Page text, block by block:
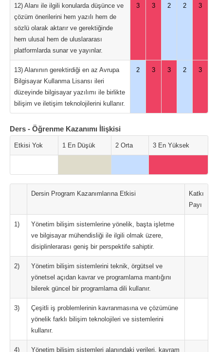
12) Alanı ile ilgili konularda düşünce ve
çözüm önerilerini hem yazılı hem de
sözlü olarak aktarır ve gerektiğinde
hem ulusal hem de uluslararası
platformlarda sunar ve yayınlar.
3 3 2 2 3
13) Alanının gerektirdiği en az Avrupa
Bilgisayar Kullanma Lisansı ileri
düzeyinde bilgisayar yazılımı ile birlikte
bilişim ve iletişim teknolojilerini kullanır.
2 3 3 2 3
Ders - Öğrenme Kazanımı İlişkisi
Etkisi Yok 1 En Düşük 2 Orta 3 En Yüksek
Dersin Program Kazanımlarına Etkisi
Katkı
Payı
1)
Yönetim bilişim sistemlerine yönelik, başta işletme
ve bilgisayar mühendisliği ile ilgili olmak üzere,
disiplinlerarası geniş bir perspektife sahiptir.
2)
Yönetim bilişim sistemlerini teknik, örgütsel ve
yönetsel açıdan kavrar ve programlama mantığını
bilerek güncel bir programlama dili kullanır.
3)
Çeşitli iş problemlerinin kavranmasına ve çözümüne
yönelik farklı bilişim teknolojileri ve sistemlerini
kullanır.
4)
Yönetim bilişim sistemleri alanındaki verileri, kavram